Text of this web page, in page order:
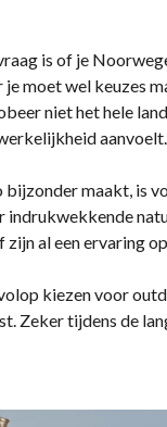
is of je
je moet wel keuzes
niet het hele
aanvoelt.
bijzonder maakt, is
zijn al een ervaring
kiezen voor
Zeker tijdens de